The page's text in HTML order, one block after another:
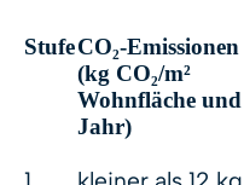
StufeCO₂-Emissionen
(kg CO₂/m²
Wohnfläche und
Jahr)